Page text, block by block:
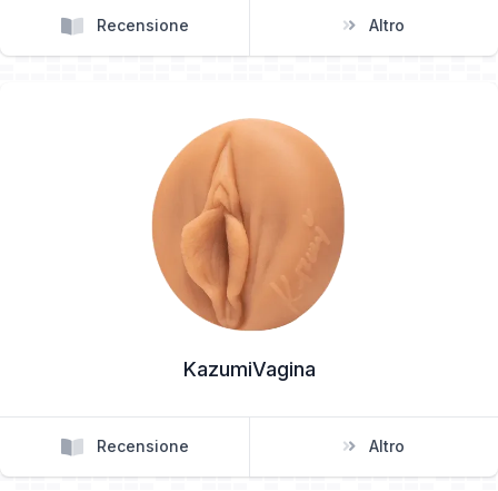
Recensione Altro
KazumiVagina
Recensione Altro